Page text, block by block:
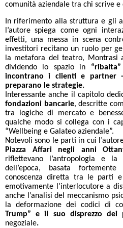
comunità aziendale tra chi scrive e
In riferimento alla struttura e gli
l’autore spiega come ogni
effetti, una messa in scena
investitori recitano un ruolo per
la metafora del teatro, Montrasi
dividendo lo spazio in
incontrano i clienti e partner
preparano le strategie.
Interessante anche il capitolo
fondazioni bancarie, descritte
tra logiche di mercato e
qualche modo si collega con i
“Wellbeing e Galateo aziendale”.
Notevoli sono le parti in cui
Piazza Affari negli anni
riflettevano l’antropologia e la
dell’epoca, basata
conoscenza diretta tra le parti
emotivamente l’interlocutore a
anche l’analisi del meccanismo
la deformazione dei codici di
Trump” e il suo disprezzo dei
negoziale.